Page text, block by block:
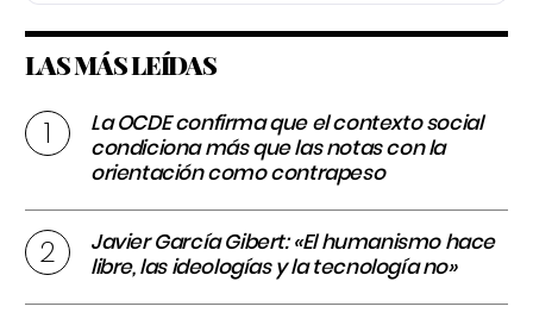
LAS MÁS LEÍDAS
La OCDE confirma que el contexto social
condiciona más que las notas con la
orientación como contrapeso
Javier García Gibert: «El humanismo hace
libre, las ideologías y la tecnología no»